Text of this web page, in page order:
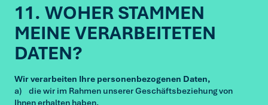
11. WOHER STAMMEN
MEINE VERARBEITETEN
DATEN?
Wir verarbeiten Ihre personenbezogenen Daten,
a) die wir im Rahmen unserer Geschäftsbeziehung von
Ihnen erhalten haben,